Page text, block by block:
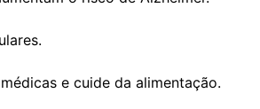
e cuide da alimentação.